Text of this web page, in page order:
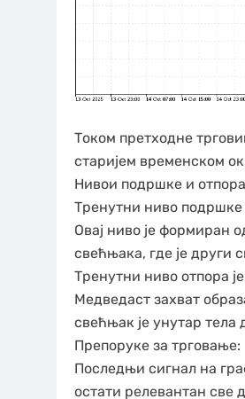
Током претходне
старијем временском
Нивои подршке и
Тренутни ниво подршке
Овај ниво је формиран
свећњака, где је други
Тренутни ниво отпора
Медведаст захват
свећњак је унутар тела
Препоруке за трговање:
Последњи сигнал на
остати релевантан све